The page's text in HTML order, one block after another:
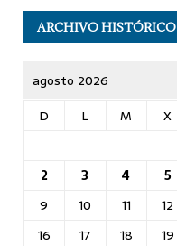
ARCHIVO HISTÓRICO
agosto 2026
D
L M X
2
3 4 5
9
10 11 12
16
17 18 19